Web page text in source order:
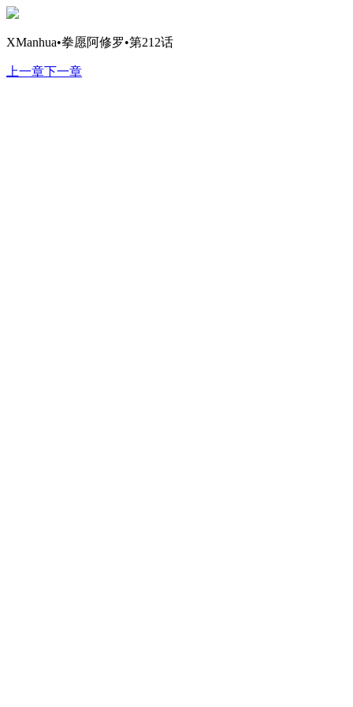
XManhua•拳愿阿修罗•第212话
上一章下一章